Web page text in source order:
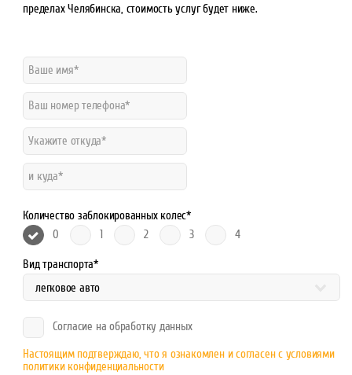
пределах Челябинска, стоимость услуг будет ниже.
Количество заблокированных колес*
0
1 2 3 4
Вид транспорта*
Согласие на обработку данных
Настоящим подтверждаю, что я ознакомлен и согласен с условиями
политики конфиденциальности